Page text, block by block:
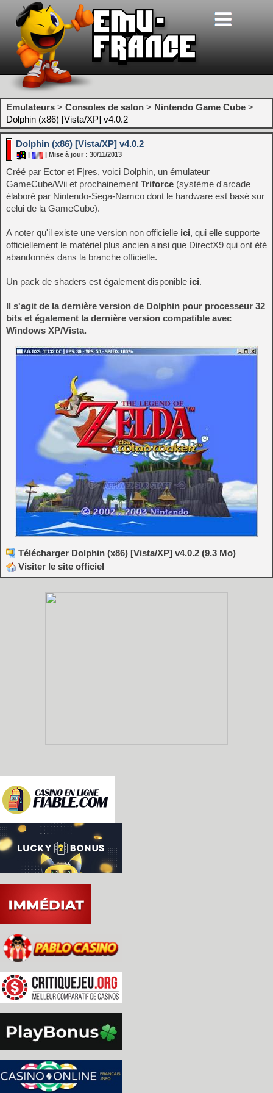
Emulateurs > Consoles de salon > Nintendo Game Cube >
Dolphin (x86) [Vista/XP] v4.0.2
Dolphin (x86) [Vista/XP] v4.0.2
| Mise à jour : 30/11/2013
Créé par Ector et F|res, voici Dolphin, un émulateur
GameCube/Wii et prochainement Triforce (système d'arcade
élaboré par Nintendo-Sega-Namco dont le hardware est basé sur
celui de la GameCube).
A noter qu'il existe une version non officielle ici, qui elle supporte
officiellement le matériel plus ancien ainsi que DirectX9 qui ont été
abandonnés dans la branche officielle.
Un pack de shaders est également disponible ici.
Il s'agit de la dernière version de Dolphin pour processeur 32
bits et également la dernière version compatible avec
Windows XP/Vista.
Télécharger Dolphin (x86) [Vista/XP] v4.0.2 (9.3 Mo)
Visiter le site officiel